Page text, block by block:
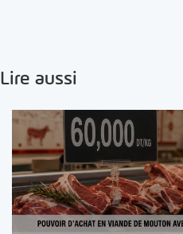
Lire aussi